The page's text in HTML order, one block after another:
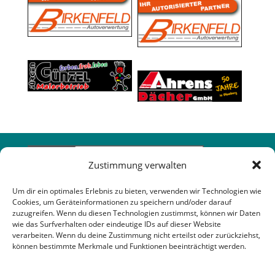
Zustimmung verwalten
Um dir ein optimales Erlebnis zu bieten, verwenden wir Technologien wie
Cookies, um Geräteinformationen zu speichern und/oder darauf
zuzugreifen. Wenn du diesen Technologien zustimmst, können wir Daten
wie das Surfverhalten oder eindeutige IDs auf dieser Website
verarbeiten. Wenn du deine Zustimmung nicht erteilst oder zurückziehst,
können bestimmte Merkmale und Funktionen beeinträchtigt werden.